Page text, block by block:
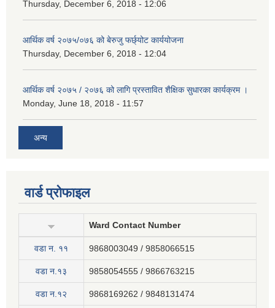
Thursday, December 6, 2018 - 12:06
आर्थिक वर्ष २०७५/०७६ को बेरुजु फर्छ्योट कार्ययोजना
Thursday, December 6, 2018 - 12:04
आर्थिक वर्ष २०७५ / २०७६ को लागि प्रस्तावित शैक्षिक सुधारका कार्यक्रम ।
Monday, June 18, 2018 - 11:57
अन्य
वार्ड प्रोफाइल
Ward Contact Number
वडा न‍. ११ 9868003049 / 9858066515
वडा न.१३ 9858054555 / 9866763215
वडा न.१२ 9868169262 / 9848131474